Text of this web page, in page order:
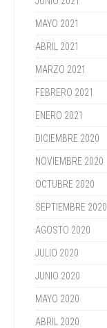
MAYO 2021
ABRIL 2021
MARZO 2021
FEBRERO 2021
ENERO 2021
DICIEMBRE 2020
NOVIEMBRE 2020
OCTUBRE 2020
SEPTIEMBRE 2020
AGOSTO 2020
JULIO 2020
JUNIO 2020
MAYO 2020
ABRIL 2020